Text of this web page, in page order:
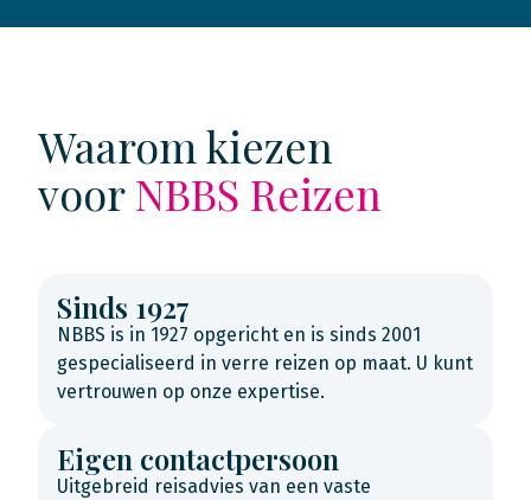
Waarom kiezen
voorNBBS Reizen
Sinds 1927
NBBS is in 1927 opgericht en is sinds 2001
gespecialiseerd in verre reizen op maat. U kunt
vertrouwen op onze expertise.
Eigen contactpersoon
Uitgebreid reisadvies van een vaste